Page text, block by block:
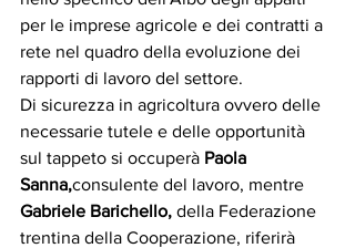
per le imprese agricole e dei contratti a
rete nel quadro della evoluzione dei
rapporti di lavoro del settore.
Di sicurezza in agricoltura ovvero delle
necessarie tutele e delle opportunità
sul tappeto si occuperà Paola
Sanna,consulente del lavoro, mentre
Gabriele Barichello, della Federazione
trentina della Cooperazione, riferirà